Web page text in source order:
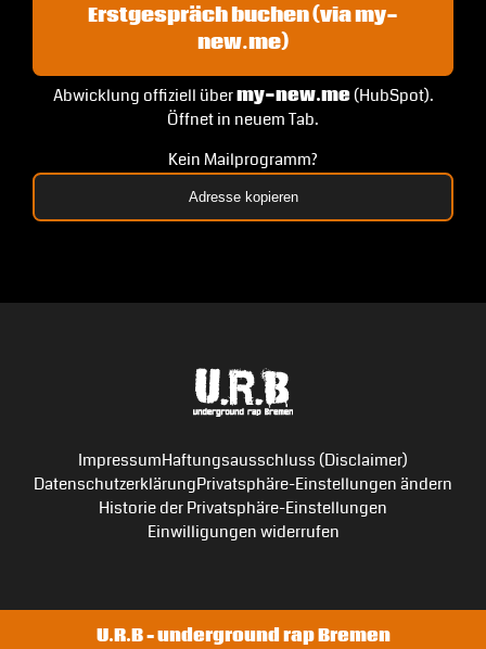
Erstgespräch buchen (via my-
new.me)
Abwicklung offiziell übermy-new.me(HubSpot).
Öffnet in neuem Tab.
Kein Mailprogramm?
Adresse kopieren
ImpressumHaftungsausschluss (Disclaimer)
DatenschutzerklärungPrivatsphäre-Einstellungen ändern
Historie der Privatsphäre-Einstellungen
Einwilligungen widerrufen
U.R.B – underground rap Bremen